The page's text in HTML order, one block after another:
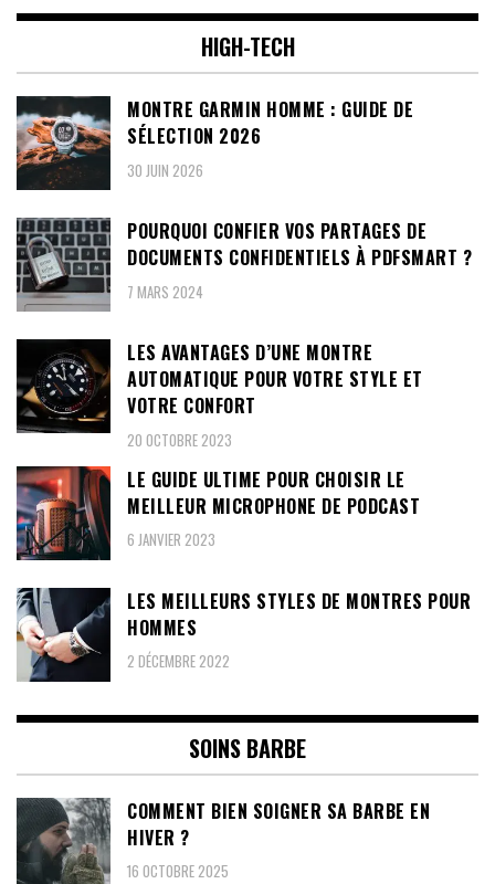
HIGH-TECH
MONTRE GARMIN HOMME : GUIDE DE
SÉLECTION 2026
30 JUIN 2026
POURQUOI CONFIER VOS PARTAGES DE
DOCUMENTS CONFIDENTIELS À PDFSMART ?
7 MARS 2024
LES AVANTAGES D’UNE MONTRE
AUTOMATIQUE POUR VOTRE STYLE ET
VOTRE CONFORT
20 OCTOBRE 2023
LE GUIDE ULTIME POUR CHOISIR LE
MEILLEUR MICROPHONE DE PODCAST
6 JANVIER 2023
LES MEILLEURS STYLES DE MONTRES POUR
HOMMES
2 DÉCEMBRE 2022
SOINS BARBE
COMMENT BIEN SOIGNER SA BARBE EN
HIVER ?
16 OCTOBRE 2025